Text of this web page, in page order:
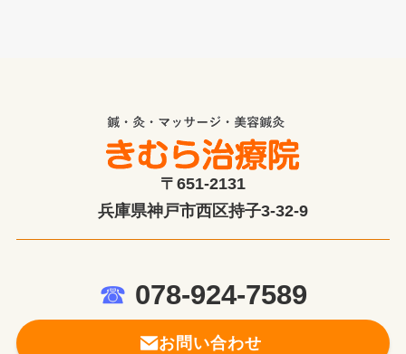
〒651-2131
兵庫県神戸市西区持子3-32-9
☎ 078-924-7589
お問い合わせ